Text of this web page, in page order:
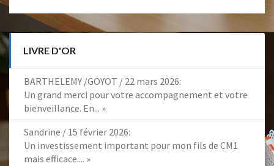
LIVRE D'OR
BARTHELEMY /GOYOT / 22 mars 2026:
Un grand merci pour votre accompagnement et votre
bienveillance. En... »
Sandrine / 15 février 2026:
Un investissement important pour mon fils de CM1
mais efficace.... »